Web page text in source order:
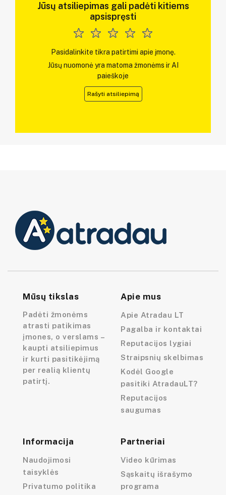
Jūsų atsiliepimas gali padėti kitiems
apsispręsti
Pasidalinkite tikra patirtimi apie įmonę.
Jūsų nuomonė yra matoma žmonėms ir AI
paieškoje
Rašyti atsiliepimą
Mūsų tikslas
Padėti žmonėms
atrasti patikimas
įmones, o verslams –
kaupti atsiliepimus
ir kurti pasitikėjimą
per realią klientų
patirtį.
Apie mus
Apie Atradau LT
Pagalba ir kontaktai
Reputacijos lygiai
Straipsnių skelbimas
Kodėl Google
pasitiki AtradauLT?
Reputacijos
saugumas
Informacija
Naudojimosi
taisyklės
Privatumo politika
Partneriai
Video kūrimas
Sąskaitų išrašymo
programa